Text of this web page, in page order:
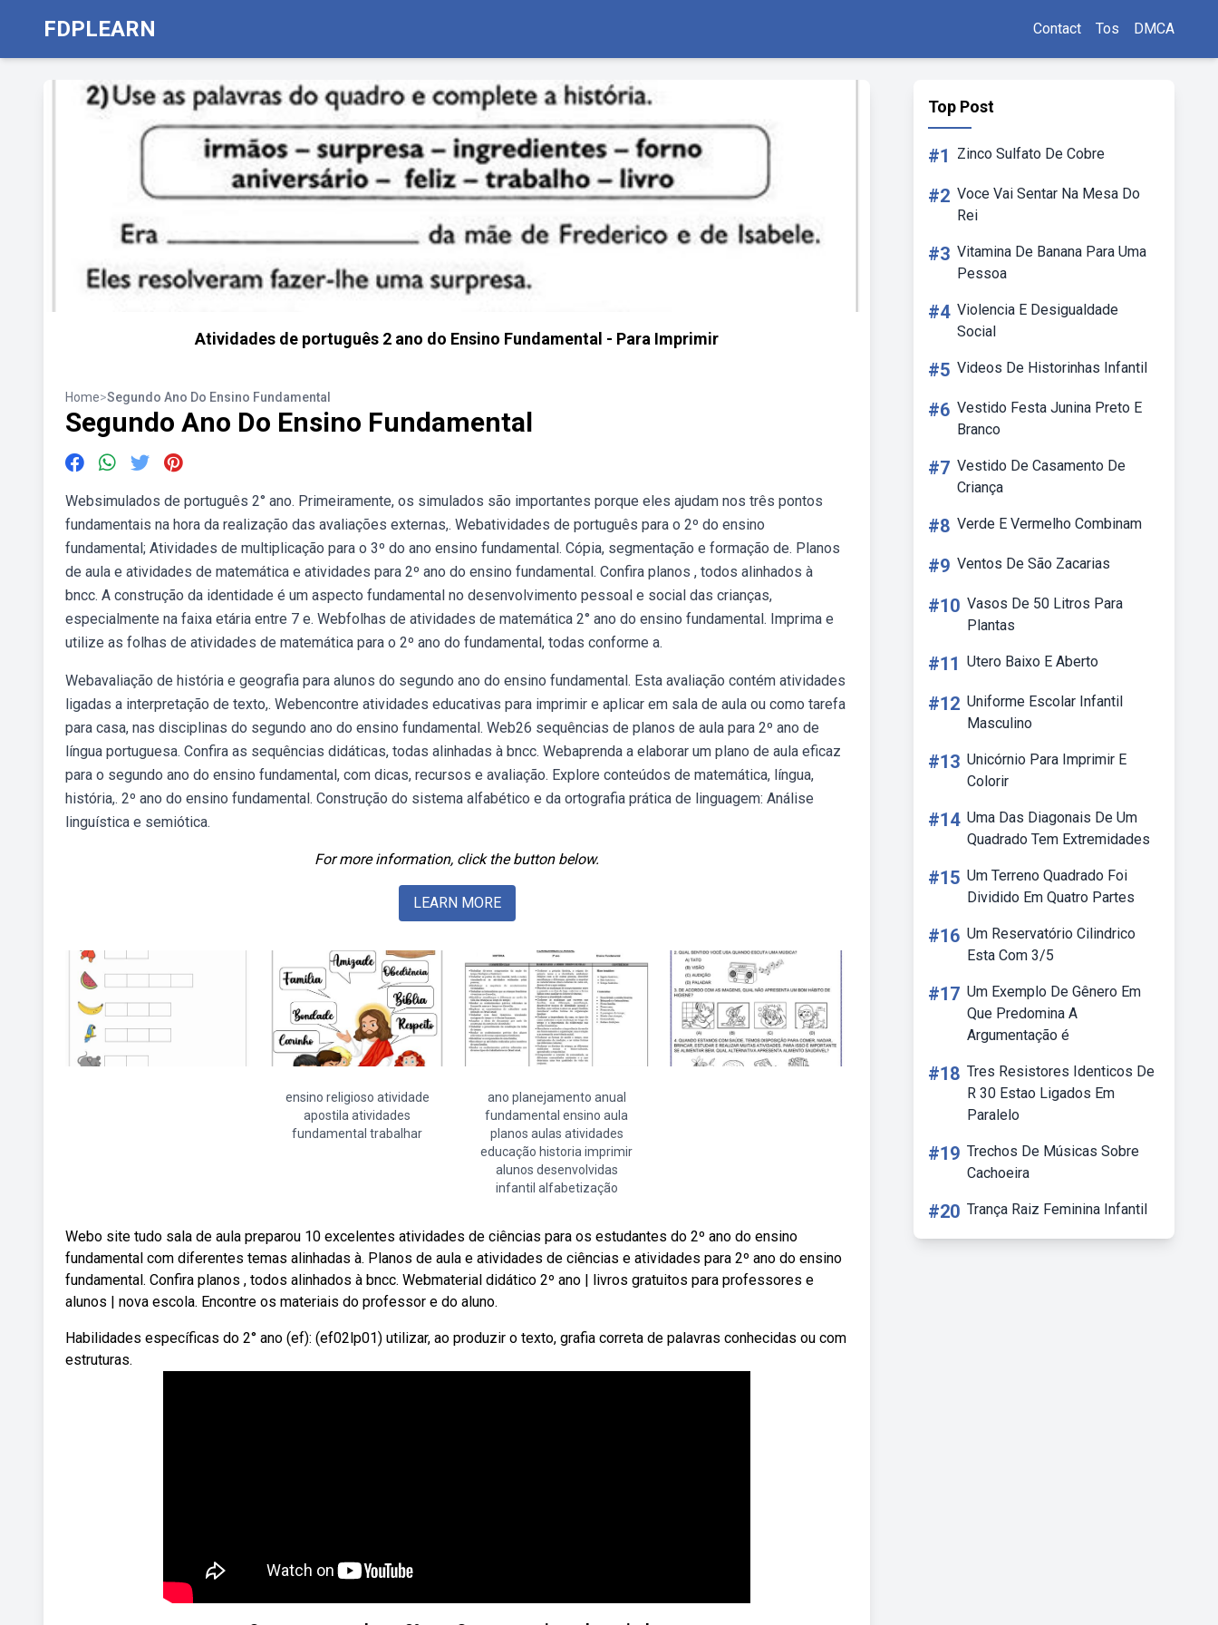
FDPLEARN Contact Tos DMCA
Atividades de português 2 ano do Ensino Fundamental - Para Imprimir
Home>Segundo Ano Do Ensino Fundamental
Segundo Ano Do Ensino Fundamental
Websimulados de português 2° ano. Primeiramente, os simulados são importantes porque eles ajudam nos três pontos
fundamentais na hora da realização das avaliações externas,. Webatividades de português para o 2º do ensino
fundamental; Atividades de multiplicação para o 3º do ano ensino fundamental. Cópia, segmentação e formação de. Planos
de aula e atividades de matemática e atividades para 2º ano do ensino fundamental. Confira planos , todos alinhados à
bncc. A construção da identidade é um aspecto fundamental no desenvolvimento pessoal e social das crianças,
especialmente na faixa etária entre 7 e. Webfolhas de atividades de matemática 2° ano do ensino fundamental. Imprima e
utilize as folhas de atividades de matemática para o 2º ano do fundamental, todas conforme a.
Webavaliação de história e geografia para alunos do segundo ano do ensino fundamental. Esta avaliação contém atividades
ligadas a interpretação de texto,. Webencontre atividades educativas para imprimir e aplicar em sala de aula ou como tarefa
para casa, nas disciplinas do segundo ano do ensino fundamental. Web26 sequências de planos de aula para 2º ano de
língua portuguesa. Confira as sequências didáticas, todas alinhadas à bncc. Webaprenda a elaborar um plano de aula eficaz
para o segundo ano do ensino fundamental, com dicas, recursos e avaliação. Explore conteúdos de matemática, língua,
história,. 2º ano do ensino fundamental. Construção do sistema alfabético e da ortografia prática de linguagem: Análise
linguística e semiótica.
For more information, click the button below.
LEARN MORE
ensino religioso atividade
apostila atividades
fundamental trabalhar
ano planejamento anual
fundamental ensino aula
planos aulas atividades
educação historia imprimir
alunos desenvolvidas
infantil alfabetização
Webo site tudo sala de aula preparou 10 excelentes atividades de ciências para os estudantes do 2º ano do ensino
fundamental com diferentes temas alinhadas à. Planos de aula e atividades de ciências e atividades para 2º ano do ensino
fundamental. Confira planos , todos alinhados à bncc. Webmaterial didático 2º ano | livros gratuitos para professores e
alunos | nova escola. Encontre os materiais do professor e do aluno.
Habilidades específicas do 2° ano (ef): (ef02lp01) utilizar, ao produzir o texto, grafia correta de palavras conhecidas ou com
estruturas.
Top Post
#1 Zinco Sulfato De Cobre
#2 Voce Vai Sentar Na Mesa Do
Rei
#3 Vitamina De Banana Para Uma
Pessoa
#4 Violencia E Desigualdade
Social
#5 Videos De Historinhas Infantil
#6 Vestido Festa Junina Preto E
Branco
#7 Vestido De Casamento De
Criança
#8 Verde E Vermelho Combinam
#9 Ventos De São Zacarias
#10 Vasos De 50 Litros Para
Plantas
#11 Utero Baixo E Aberto
#12 Uniforme Escolar Infantil
Masculino
#13 Unicórnio Para Imprimir E
Colorir
#14 Uma Das Diagonais De Um
Quadrado Tem Extremidades
#15 Um Terreno Quadrado Foi
Dividido Em Quatro Partes
#16 Um Reservatório Cilindrico
Esta Com 3/5
#17 Um Exemplo De Gênero Em
Que Predomina A
Argumentação é
#18 Tres Resistores Identicos De
R 30 Estao Ligados Em
Paralelo
#19 Trechos De Músicas Sobre
Cachoeira
#20 Trança Raiz Feminina Infantil